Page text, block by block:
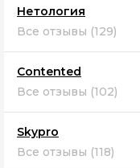
Нетология
Все отзывы (129)
Contented
Все отзывы (102)
Skypro
Все отзывы (118)